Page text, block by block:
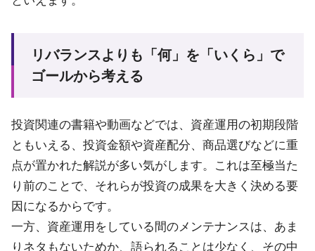
リバランスよりも「何」を「いくら」で
ゴールから考える
投資関連の書籍や動画などでは、資産運用の初期段階
ともいえる、投資金額や資産配分、商品選びなどに重
点が置かれた解説が多い気がします。これは至極当た
り前のことで、それらが投資の成果を大きく決める要
因になるからです。
一方、資産運用をしている間のメンテナンスは、あま
りネタもないためか、語られることは少なく、その中